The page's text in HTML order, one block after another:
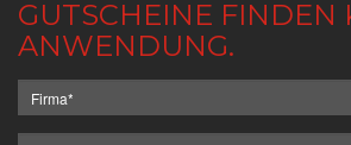
GUTSCHEINE FINDEN
ANWENDUNG.